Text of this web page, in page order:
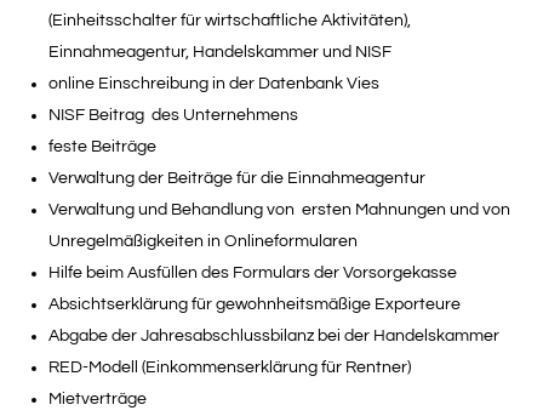
(Einheitsschalter für wirtschaftliche Aktivitäten),
Einnahmeagentur, Handelskammer und NISF
online Einschreibung in der Datenbank Vies
NISF Beitrag des Unternehmens
feste Beiträge
Verwaltung der Beiträge für die Einnahmeagentur
Verwaltung und Behandlung von ersten Mahnungen und von
Unregelmäßigkeiten in Onlineformularen
Hilfe beim Ausfüllen des Formulars der Vorsorgekasse
Absichtserklärung für gewohnheitsmäßige Exporteure
Abgabe der Jahresabschlussbilanz bei der Handelskammer
RED-Modell (Einkommenserklärung für Rentner)
Mietverträge